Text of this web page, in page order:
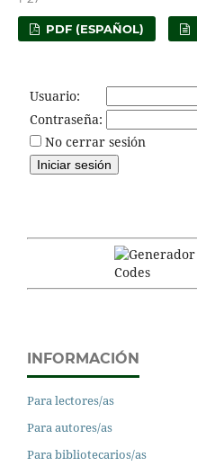
PDF (ESPAÑOL)
Usuario:
Contraseña:
No cerrar sesión
INFORMACIÓN
Para lectores/as
Para autores/as
Para bibliotecarios/as